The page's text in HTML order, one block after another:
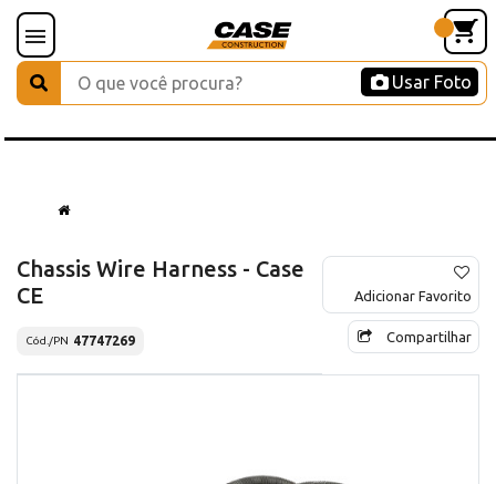
Usar Foto
Chassis Wire Harness - Case
CE
Cód./PN 47747269
Adicionar Favorito
Compartilhar